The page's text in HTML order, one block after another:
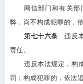
网信部门和有关
弊，尚不构成犯罪的，
第七十六条 违反
责任。
违反本法规定，构
罚；构成犯罪的，依法